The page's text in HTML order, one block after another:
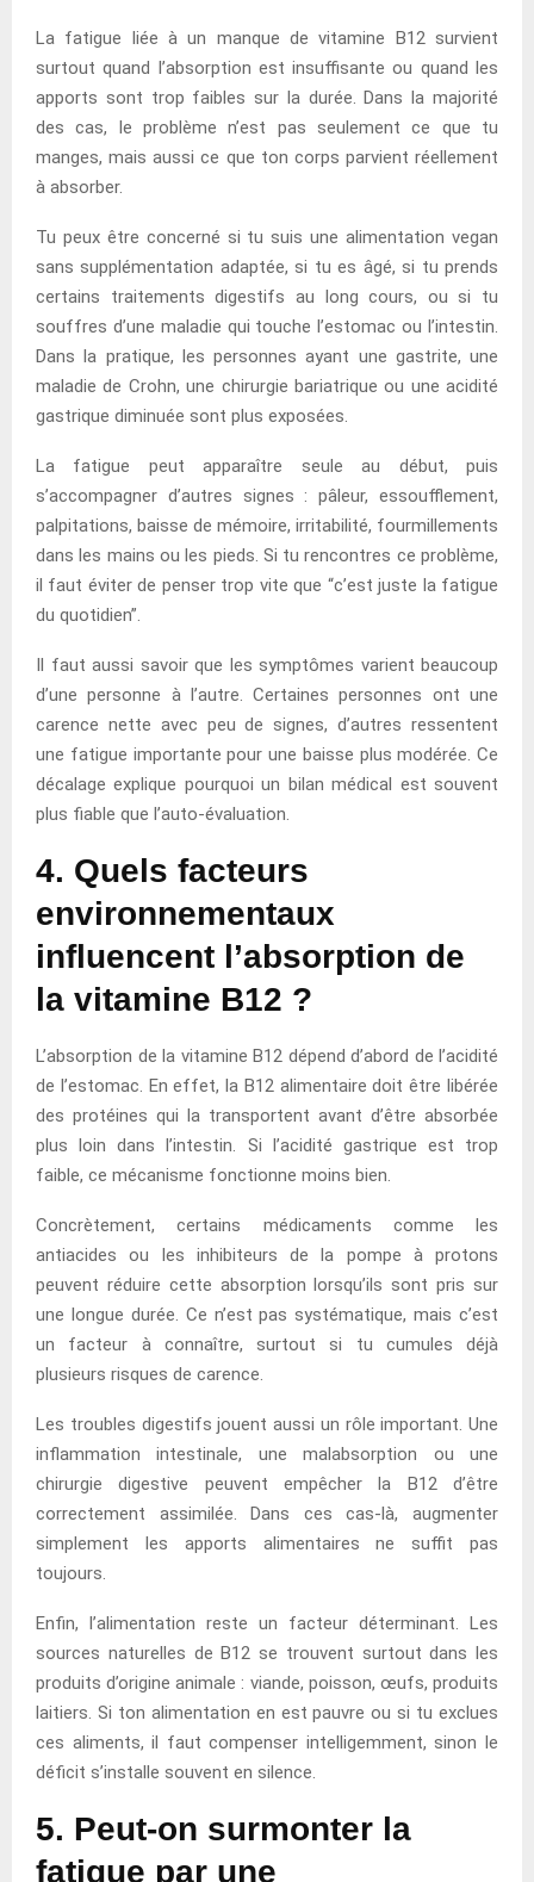
La fatigue liée à un manque de vitamine B12 survient
surtout quand l’absorption est insuffisante ou quand les
apports sont trop faibles sur la durée. Dans la majorité
des cas, le problème n’est pas seulement ce que tu
manges, mais aussi ce que ton corps parvient réellement
à absorber.
Tu peux être concerné si tu suis une alimentation vegan
sans supplémentation adaptée, si tu es âgé, si tu prends
certains traitements digestifs au long cours, ou si tu
souffres d’une maladie qui touche l’estomac ou l’intestin.
Dans la pratique, les personnes ayant une gastrite, une
maladie de Crohn, une chirurgie bariatrique ou une acidité
gastrique diminuée sont plus exposées.
La fatigue peut apparaître seule au début, puis
s’accompagner d’autres signes : pâleur, essoufflement,
palpitations, baisse de mémoire, irritabilité, fourmillements
dans les mains ou les pieds. Si tu rencontres ce problème,
il faut éviter de penser trop vite que “c’est juste la fatigue
du quotidien”.
Il faut aussi savoir que les symptômes varient beaucoup
d’une personne à l’autre. Certaines personnes ont une
carence nette avec peu de signes, d’autres ressentent
une fatigue importante pour une baisse plus modérée. Ce
décalage explique pourquoi un bilan médical est souvent
plus fiable que l’auto-évaluation.
4. Quels facteurs
environnementaux
influencent l’absorption de
la vitamine B12 ?
L’absorption de la vitamine B12 dépend d’abord de l’acidité
de l’estomac. En effet, la B12 alimentaire doit être libérée
des protéines qui la transportent avant d’être absorbée
plus loin dans l’intestin. Si l’acidité gastrique est trop
faible, ce mécanisme fonctionne moins bien.
Concrètement, certains médicaments comme les
antiacides ou les inhibiteurs de la pompe à protons
peuvent réduire cette absorption lorsqu’ils sont pris sur
une longue durée. Ce n’est pas systématique, mais c’est
un facteur à connaître, surtout si tu cumules déjà
plusieurs risques de carence.
Les troubles digestifs jouent aussi un rôle important. Une
inflammation intestinale, une malabsorption ou une
chirurgie digestive peuvent empêcher la B12 d’être
correctement assimilée. Dans ces cas-là, augmenter
simplement les apports alimentaires ne suffit pas
toujours.
Enfin, l’alimentation reste un facteur déterminant. Les
sources naturelles de B12 se trouvent surtout dans les
produits d’origine animale : viande, poisson, œufs, produits
laitiers. Si ton alimentation en est pauvre ou si tu exclues
ces aliments, il faut compenser intelligemment, sinon le
déficit s’installe souvent en silence.
5. Peut-on surmonter la
fatigue par une